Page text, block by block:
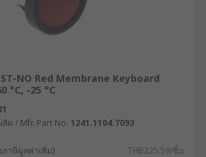
NO Red Membrane Keyboard
°C, -25 °C
ต / Mfr. Part No. 1241.1104.7093
ภาษีมูลค่าเพิ่ม) THB225.59/ชิ้น